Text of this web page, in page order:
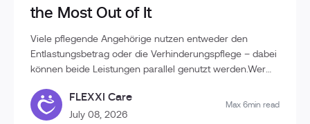
the Most Out of It
Viele pflegende Angehörige nutzen entweder den
Entlastungsbetrag oder die Verhinderungspflege – dabei
können beide Leistungen parallel genutzt werden.Wer
kombiniert, kann deutlich mehr Unterstützung im
Pflegealltag erhalten und die finanzielle Belastung
FLEXXI Care
July 08, 2026
Max 6min read